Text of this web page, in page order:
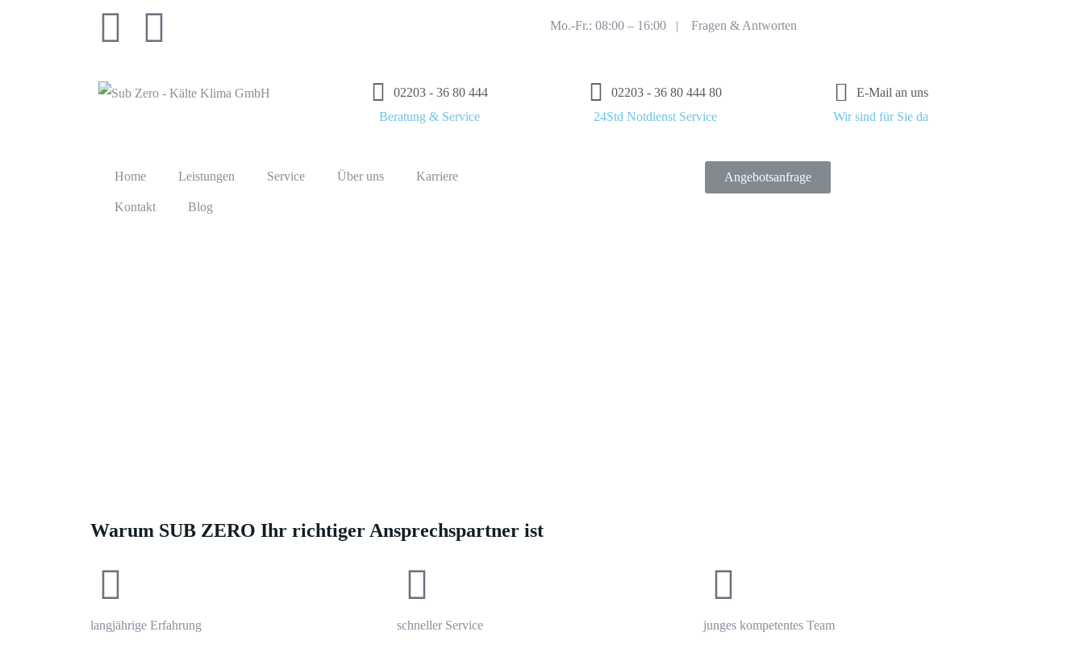
Mo.-Fr.: 08:00 – 16:00 | Fragen & Antworten
02203 - 36 80 444
Beratung & Service
02203 - 36 80 444 80
24Std Notdienst Service
E-Mail an uns
Wir sind für Sie da
Home Leistungen Service Über uns Karriere
Kontakt Blog
Angebotsanfrage
Warum SUB ZERO Ihr richtiger Ansprechspartner ist
langjährige Erfahrung schneller Service junges kompetentes Team